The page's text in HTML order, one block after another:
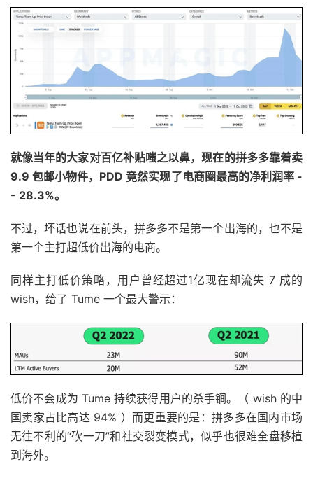
就像当年的大家对百亿补贴嗤之以鼻，现在的拼多多靠着卖
9.9 包邮小物件，PDD 竟然实现了电商圈最高的净利润率 -
- 28.3%。
不过，坏话也说在前头，拼多多不是第一个出海的，也不是
第一个主打超低价出海的电商。
同样主打低价策略，用户曾经超过1亿现在却流失 7 成的
wish，给了 Tume 一个最大警示：
低价不会成为 Tume 持续获得用户的杀手锏。（ wish 的中
国卖家占比高达 94% ）而更重要的是：拼多多在国内市场
无往不利的“砍一刀”和社交裂变模式，似乎也很难全盘移植
到海外。